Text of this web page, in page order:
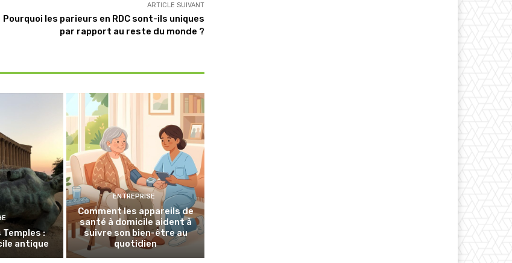
ARTICLE SUIVANT
Pourquoi les parieurs en RDC sont-ils uniques
par rapport au reste du monde ?
Temples :
antique
ENTREPRISE
Comment les appareils de
santé à domicile aident à
suivre son bien-être au
quotidien